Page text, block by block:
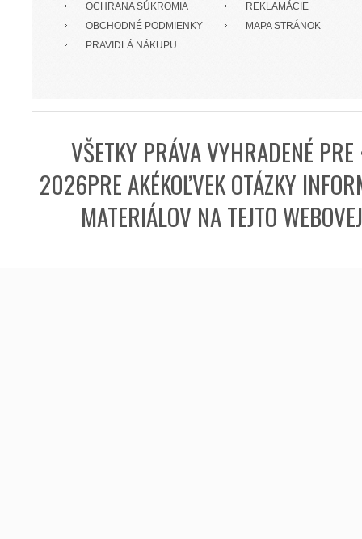
OCHRANA SÚKROMIA
OBCHODNÉ PODMIENKY
PRAVIDLÁ NÁKUPU
REKLAMÁCIE
MAPA STRÁNOK
VŠETKY PRÁVA VYHRADENÉ
2026PRE AKÉKOĽVEK OTÁZKY
MATERIÁLOV NA TEJTO